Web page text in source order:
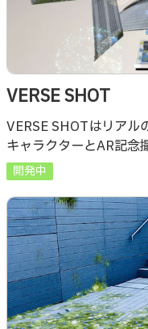
VERSE SHOT
VERSE SHOTはリアル
キャラクターとAR記念
とで帰宅後もAR体験が
合うAR撮影アプリです。
開発中